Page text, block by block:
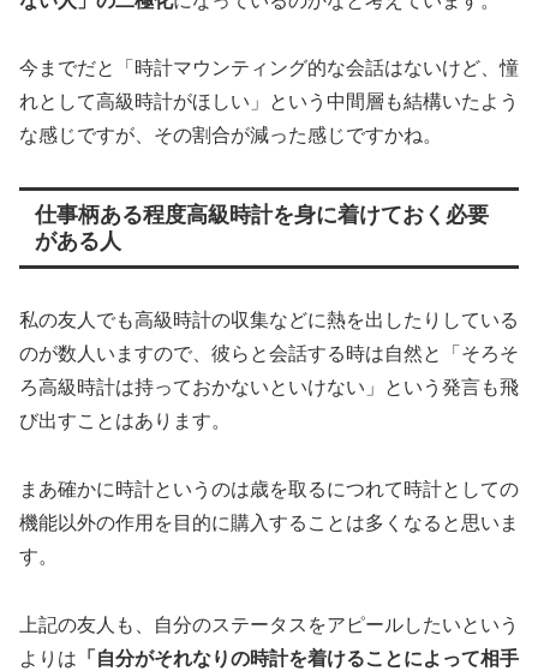
今までだと「時計マウンティング的な会話はないけど、憧
れとして高級時計がほしい」という中間層も結構いたよう
な感じですが、その割合が減った感じですかね。
仕事柄ある程度高級時計を身に着けておく必要
がある人
私の友人でも高級時計の収集などに熱を出したりしている
のが数人いますので、彼らと会話する時は自然と「そろそ
ろ高級時計は持っておかないといけない」という発言も飛
び出すことはあります。
まあ確かに時計というのは歳を取るにつれて時計としての
機能以外の作用を目的に購入することは多くなると思いま
す。
上記の友人も、自分のステータスをアピールしたいという
よりは 「自分がそれなりの時計を着けることによって相手